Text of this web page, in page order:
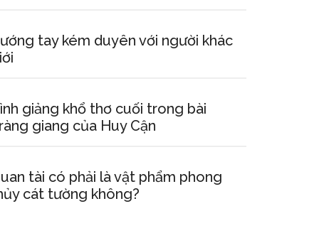
tay kém duyên với người khác
giảng khổ thơ cuối trong bài
giang của Huy Cận
tài có phải là vật phẩm phong
cát tường không?